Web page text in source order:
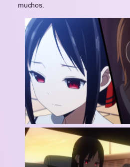
muchos.